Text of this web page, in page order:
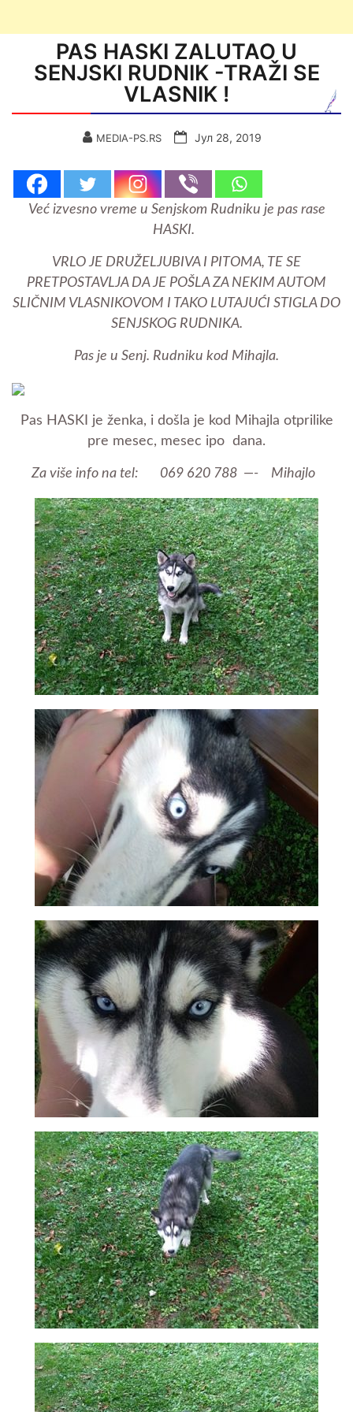
PAS HASKI ZALUTAO U
SENJSKI RUDNIK -TRAŽI SE
VLASNIK !
MEDIA-PS.RS Јул 28, 2019
Već izvesno vreme u Senjskom Rudniku je pas rase
HASKI.
VRLO JE DRUŽELJUBIVA I PITOMA, TE SE
PRETPOSTAVLJA DA JE POŠLA ZA NEKIM AUTOM
SLIČNIM VLASNIKOVOM I TAKO LUTAJUĆI STIGLA DO
SENJSKOG RUDNIKA.
Pas je u Senj. Rudniku kod Mihajla.
Pas HASKI je ženka, i došla je kod Mihajla otprilike
pre mesec, mesec ipo dana.
Za više info na tel: 069 620 788 —- Mihajlo